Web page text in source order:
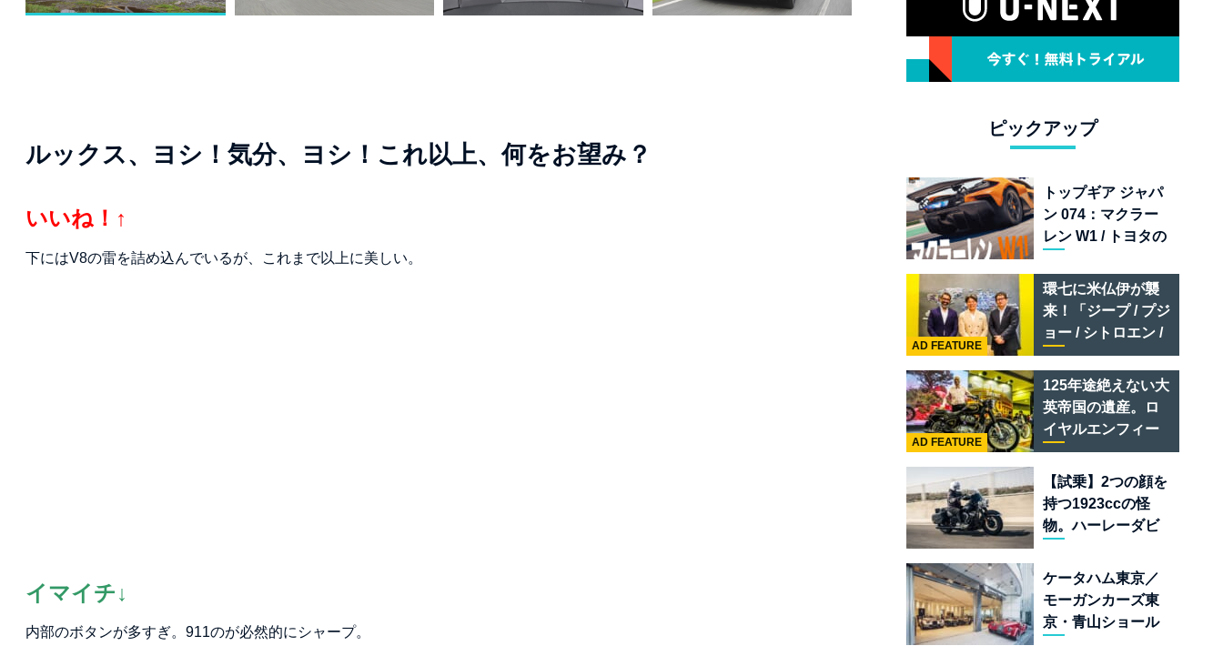
ルックス、ヨシ！気分、ヨシ！これ以上、何をお望み？
いいね！↑
下にはV8の雷を詰め込んでいるが、これまで以上に美しい。
イマイチ↓
内部のボタンが多すぎ。911のが必然的にシャープ。
ピックアップ
トップギア ジャパ
ン 074：マクラー
レン W1 / トヨタの
ー戦略 /フェラーリ
849 テスタロッサ /
テメラリオ /ベント
レー スーパースポ
ーツ
環七に米仏伊が襲
来！「ジープ / プジ
ョー / シトロエン /
フィアット / アバル
ト足立」はクルマ
のセレクトショッ
プである
AD FEATURE
125年途絶えない大
英帝国の遺産。ロ
イヤルエンフィー
ルド責任者に訊
く、新型
「BULLET 650」
と“時間の質”を愛
する理由
AD FEATURE
【試乗】2つの顔を
持つ1923ccの怪
物。ハーレーダビ
ォーキーエイト
117」の深淵を覗く
ケータハム東京／
モーガンカーズ東
京・青山ショール